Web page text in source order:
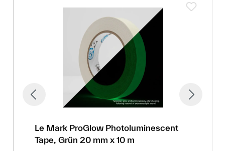
Le Mark ProGlow Photoluminescent
Tape, Grün 20 mm x 10 m